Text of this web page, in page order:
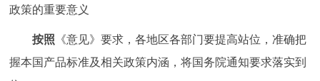
政策的重要意义
按照 《意见》要求，各地区各部门要提高站位，准确把
握本国产品标准及相关政策内涵，将国务院通知要求落实到